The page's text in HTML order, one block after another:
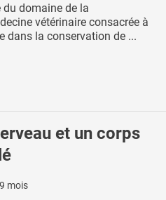
du domaine de la
vétérinaire consacrée à
dans la conservation de ...
et un corps
mois